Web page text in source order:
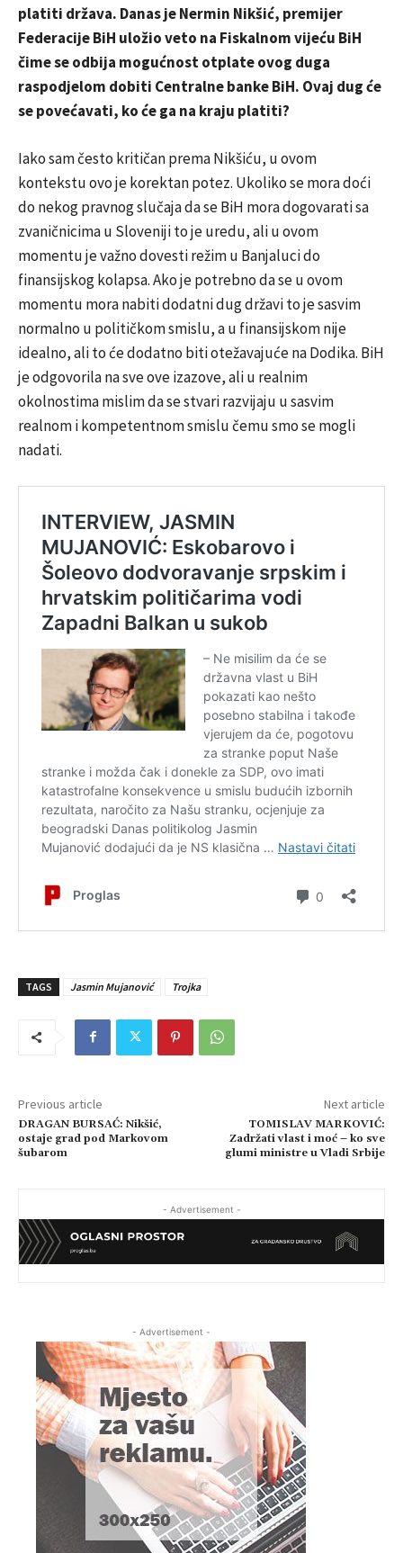
platiti država. Danas je Nermin Nikšić, premijer
Federacije BiH uložio veto na Fiskalnom vijeću BiH
čime se odbija mogućnost otplate ovog duga
raspodjelom dobiti Centralne banke BiH. Ovaj dug će
se povećavati, ko će ga na kraju platiti?
Iako sam često kritičan prema Nikšiću, u ovom
kontekstu ovo je korektan potez. Ukoliko se mora doći
do nekog pravnog slučaja da se BiH mora dogovarati sa
zvaničnicima u Sloveniji to je uredu, ali u ovom
momentu je važno dovesti režim u Banjaluci do
finansijskog kolapsa. Ako je potrebno da se u ovom
momentu mora nabiti dodatni dug državi to je sasvim
normalno u političkom smislu, a u finansijskom nije
idealno, ali to će dodatno biti otežavajuće na Dodika. BiH
je odgovorila na sve ove izazove, ali u realnim
okolnostima mislim da se stvari razvijaju u sasvim
realnom i kompetentnom smislu čemu smo se mogli
nadati.
TAGS Jasmin Mujanović Trojka
Previous article
DRAGAN BURSAĆ: Nikšić,
ostaje grad pod Markovom
šubarom
Next article
TOMISLAV MARKOVIĆ:
Zadržati vlast i moć – ko sve
glumi ministre u Vladi Srbije
- Advertisement -
- Advertisement -